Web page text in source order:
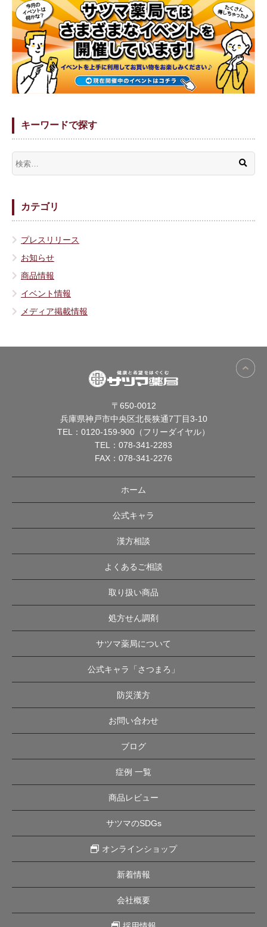
キーワードで探す
カテゴリ
プレスリリース
お知らせ
商品情報
イベント情報
メディア掲載情報
〒650-0012
兵庫県神戸市中央区北長狭通7丁目3-10
TEL： 0120-159-900（フリーダイヤル）
TEL： 078-341-2283
FAX：078-341-2276
ホーム
公式キャラ
漢方相談
よくあるご相談
取り扱い商品
処方せん調剤
サツマ薬局について
公式キャラ「さつまろ」
防災漢方
お問い合わせ
ブログ
症例 一覧
商品レビュー
サツマのSDGs
オンラインショップ
新着情報
会社概要